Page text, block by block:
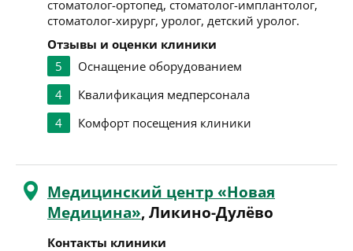
стоматолог-ортопед, стоматолог-имплантолог,
стоматолог-хирург, уролог, детский уролог.
Отзывы и оценки клиники
5
Оснащение оборудованием
4
Квалификация медперсонала
4
Комфорт посещения клиники
Медицинский центр «Новая
Медицина», Ликино-Дулёво
Контакты клиники